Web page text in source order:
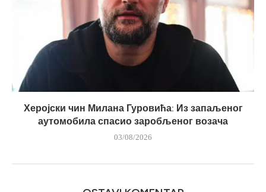
Херојски чин Милана Гуровића: Из запаљеног
аутомобила спасио заробљеног возача
03/08/2026